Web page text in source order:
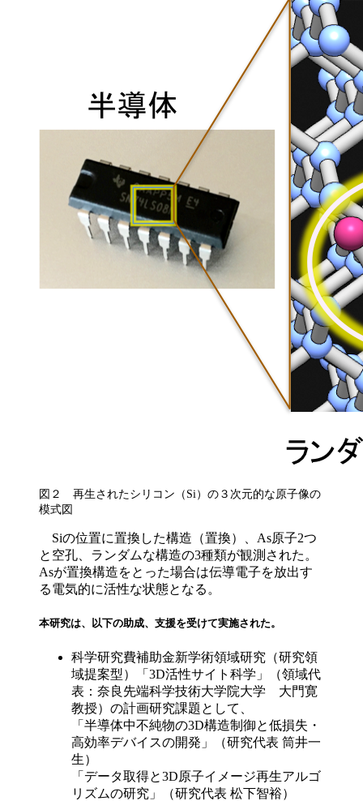
図２ 再生されたシリコン（Si）の３次元的な原子像の
模式図
Siの位置に置換した構造（置換）、As原子2つ
と空孔、ランダムな構造の3種類が観測された。
Asが置換構造をとった場合は伝導電子を放出す
る電気的に活性な状態となる。
本研究は、以下の助成、支援を受けて実施された。
科学研究費補助金新学術領域研究（研究領
域提案型）「3D活性サイト科学」（領域代
表：奈良先端科学技術大学院大学 大門寛
教授）の計画研究課題として、
「半導体中不純物の3D構造制御と低損失・
高効率デバイスの開発」（研究代表 筒井一
生）
「データ取得と3D原子イメージ再生アルゴ
リズムの研究」（研究代表 松下智裕）